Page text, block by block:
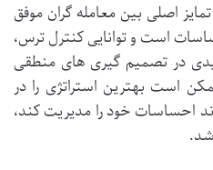
اصلی بین معامله گران موفق
است و توانایی کنترل ترس،
در تصمیم گیری های منطقی
است بهترین استراتژی را در
احساسات خود را مدیریت کند،